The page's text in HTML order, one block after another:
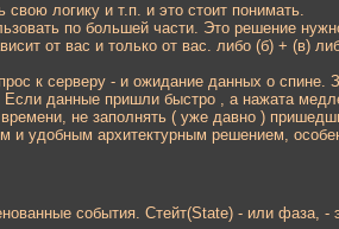
логику и т.п. и это стоит понимать.
по большей части. Это решение
от вас и только от вас. либо (б) + (в)
к серверу - и ожидание данных о
Если данные пришли быстро , а нажата
не заполнять ( уже давно )
удобным архитектурным решением,
события. Стейт(State) - или фаза, -